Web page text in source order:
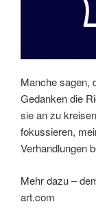
Manche sagen,
Gedanken die
sie an zu
fokussieren,
Verhandlungen
Mehr dazu –
art.com